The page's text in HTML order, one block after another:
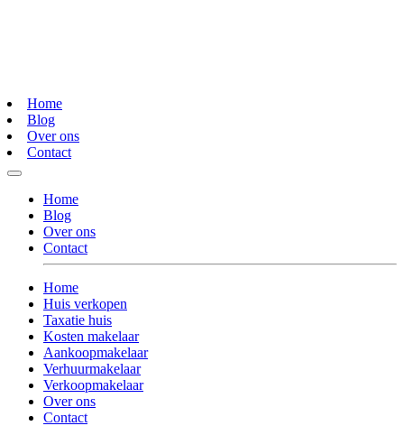
Home
Blog
Over ons
Contact
Home
Blog
Over ons
Contact
Home
Huis verkopen
Taxatie huis
Kosten makelaar
Aankoopmakelaar
Verhuurmakelaar
Verkoopmakelaar
Over ons
Contact